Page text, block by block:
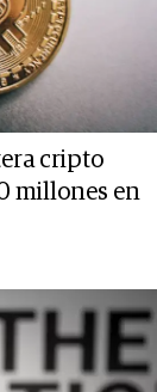
cripto
millones en